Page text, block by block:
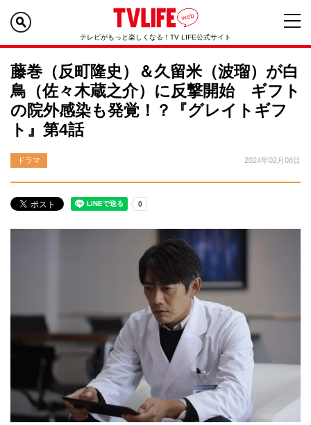
テレビがもっと楽しくなる！TV LIFE公式サイト
藤巻（反町隆史）＆久留米（波瑠）が白
鳥（佐々木蔵之介）に反撃開始 ギフト
の院外感染も発覚！？『グレイトギフ
ト』第4話
ドラマ 2024年02月08日